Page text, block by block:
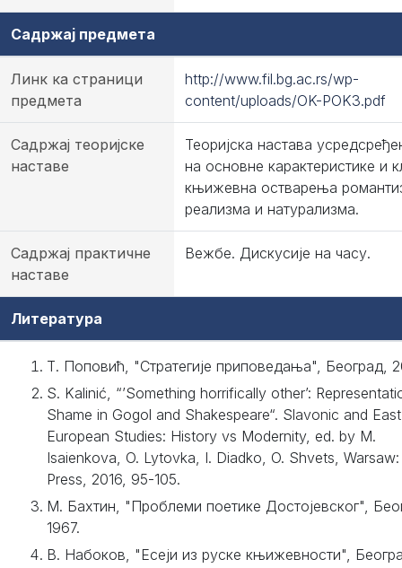
Садржај предмета
Линк ка страници
предмета
http://www.fil.bg.ac.rs/wp-
content/uploads/OK-POK3.pdf
Садржај теоријске
наставе
Теоријска настава
на основне карактеристике и
књижевна остварења
реализма и натурализма.
Садржај практичне
наставе
Вежбе. Дискусије на часу.
Литература
Т. Поповић, "Стратегије приповедања", Београд,
S. Kalinić, “’Something horrifically other’:
Shame in Gogol and Shakespeare“. Slavonic and East
European Studies: History vs Modernity, ed. by M.
Isaienkova, O. Lytovka, I. Diadko, O. Shvets, Warsaw:
Press, 2016, 95-105.
М. Бахтин, "Проблеми поетике Достојевског",
1967.
В. Набоков, "Есеји из руске књижевности",